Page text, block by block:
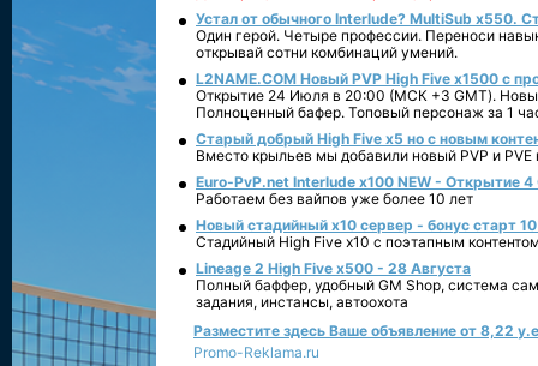
Устал от обычного Interlude? MultiSub x550.
Один герой. Четыре профессии. Переноси
открывай сотни комбинаций умений.
L2NAME.COM Новый PVP High Five x1500 с
Открытие 24 Июля в 20:00 (МСК +3 GMT).
Полноценный бафер. Топовый персонаж за 1
Старый добрый High Five x5 но с новым
Вместо крыльев мы добавили новый PVP и PVE
Euro-PvP.net Interlude х100 NEW - Открытие 4
Работаем без вайпов уже более 10 лет
Новый стадийный х10 сервер - бонус старт
Стадийный High Five x10 с поэтапным
Lineage 2 High Five x500 - 28 Августа
Полный баффер, удобный GM Shop, система
задания, инстансы, автоохота
Разместите здесь Ваше объявление от 8,22
Promo-Reklama.ru